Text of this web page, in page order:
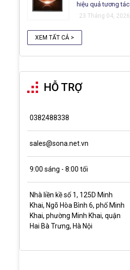
hiệu quả tương tác
23 Tháng 04, 2026
XEM TẤT CẢ >
HỖ TRỢ
0382488338
sales@sona.net.vn
9:00 sáng - 8:00 tối
Nhà liền kề số 1, 125D Minh
Khai, Ngõ Hòa Bình 6, phố Minh
Khai, phường Minh Khai, quận
Hai Bà Trưng, Hà Nội